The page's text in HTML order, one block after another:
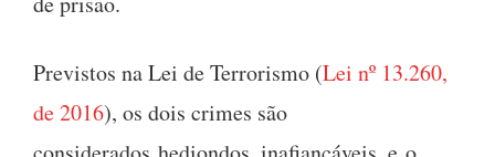
Previstos na Lei de Terrorismo (Lei nº 13.260,
de 2016), os dois crimes são